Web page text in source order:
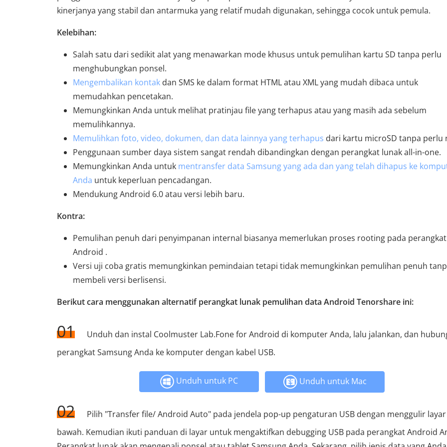
kinerjanya yang stabil dan antarmuka yang relatif mudah digunakan, sehingga cocok untuk pemula.
Kelebihan:
Salah satu dari sedikit alat yang menawarkan mode khusus untuk pemulihan kartu SD tanpa perlu
menghubungkan ponsel.
Mengembalikan kontak dan SMS ke dalam format HTML atau XML yang mudah dibaca untuk
memudahkan pencetakan.
Memungkinkan Anda untuk melihat pratinjau file yang terhapus atau yang masih ada sebelum
memulihkannya.
Memulihkan foto, video, dokumen, dan data lainnya yang terhapus dari kartu microSD tanpa perlu
Penggunaan sumber daya sistem sangat rendah dibandingkan dengan perangkat lunak all-in-one.
Memungkinkan Anda untuk mentransfer data Samsung yang ada dan yang telah dihapus ke
Anda untuk keperluan pencadangan.
Mendukung Android 6.0 atau versi lebih baru.
Kontra:
Pemulihan penuh dari penyimpanan internal biasanya memerlukan proses rooting pada perangkat
Android .
Versi uji coba gratis memungkinkan pemindaian tetapi tidak memungkinkan pemulihan penuh
membeli versi berlisensi.
Berikut cara menggunakan alternatif perangkat lunak pemulihan data Android Tenorshare ini:
01
Unduh dan instal Coolmuster Lab.Fone for Android di komputer Anda, lalu jalankan, dan
perangkat Samsung Anda ke komputer dengan kabel USB.
Unduh untuk PC Unduh untuk Mac
02
Pilih "Transfer file/ Android Auto" pada jendela pop-up pengaturan USB dengan menggulir
bawah. Kemudian ikuti panduan di layar untuk mengaktifkan debugging USB pada perangkat Android